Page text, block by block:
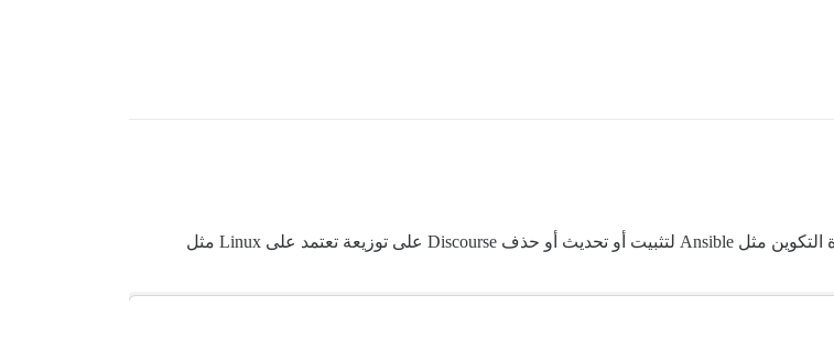
من باب الشمولية، يقدم الدليل التالي نظرة عامة حول كيفية استخدام إدارة التكوين مثل Ansible لتثبيت أو تحديث أو حذف Discourse على توزيعة تعتمد على Linux مثل